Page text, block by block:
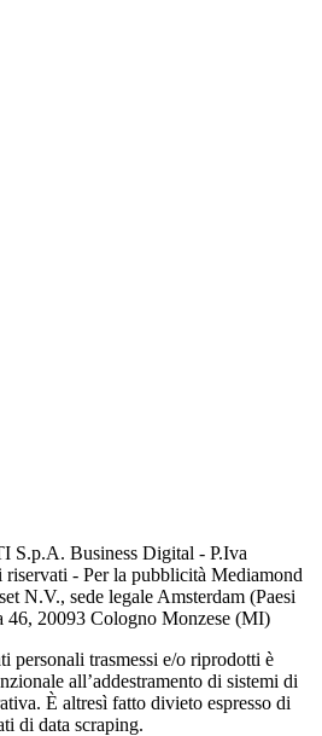
S.p.A. Business Digital - P.Iva
- Per la pubblicità Mediamond
N.V., sede legale Amsterdam (Paesi
20093 Cologno Monzese (MI)
personali trasmessi e/o riprodotti è
all’addestramento di sistemi di
È altresì fatto divieto espresso di
di data scraping.